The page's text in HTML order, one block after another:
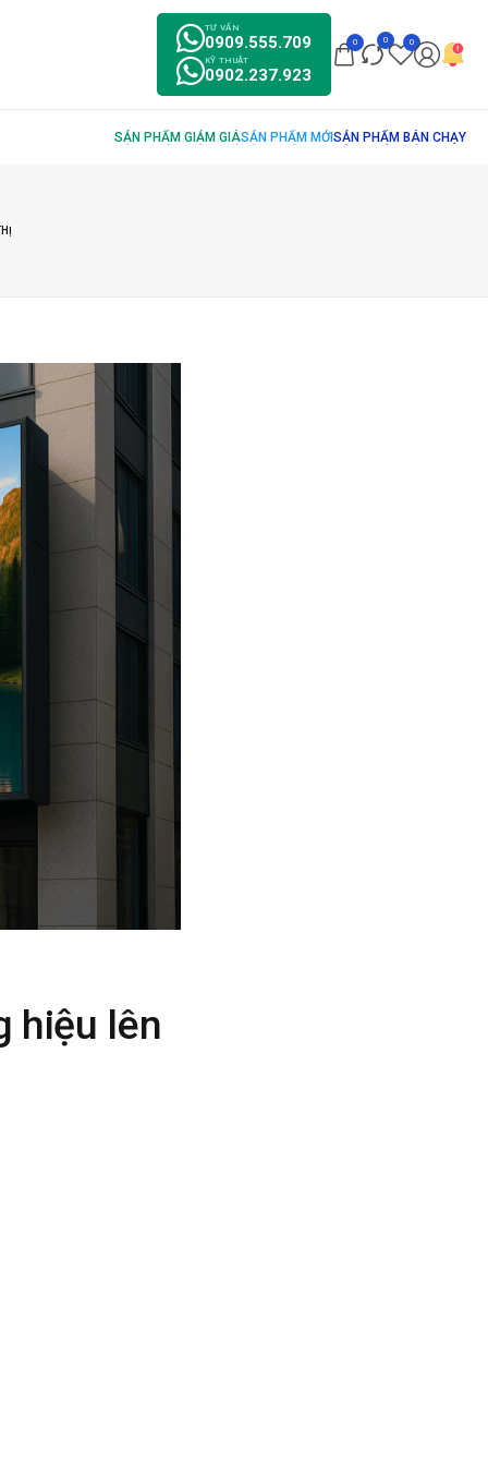
0909.555.709
TƯ VẤN
0902.237.923
KỸ THUẬT
0 0 0
hiệu lên